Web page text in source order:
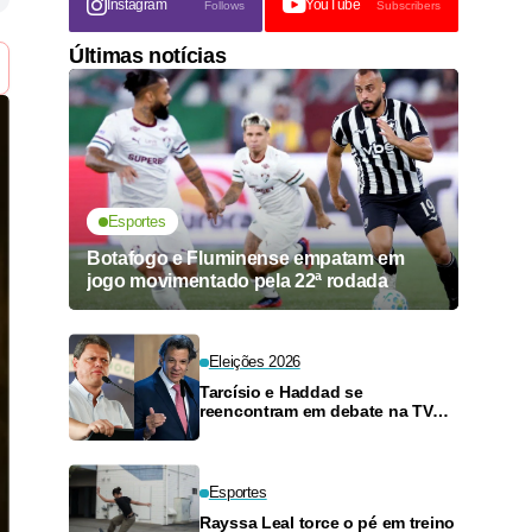
Instagram Follows YouTube Subscribers
Últimas notícias
Esportes
Botafogo e Fluminense empatam em
jogo movimentado pela 22ª rodada
Eleições 2026
Tarcísio e Haddad se
reencontram em debate na TV
Esportes
Rayssa Leal torce o pé em treino